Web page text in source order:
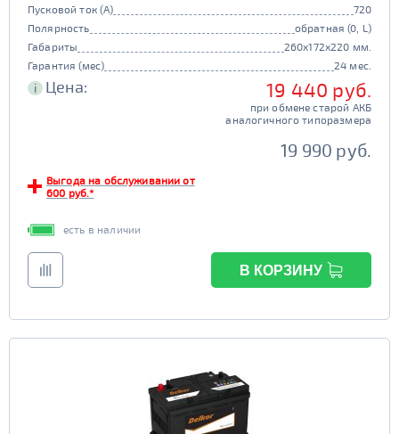
Пусковой ток (А)
720
Полярность
обратная (0, L)
Габариты
260x172x220 мм.
Гарантия (мес)
24 мес.
i Цена: 19 440 руб.
при обмене старой АКБ
аналогичного типоразмера
19 990 руб.
Выгода на обслуживании от
600 руб.*
есть в наличии
В КОРЗИНУ